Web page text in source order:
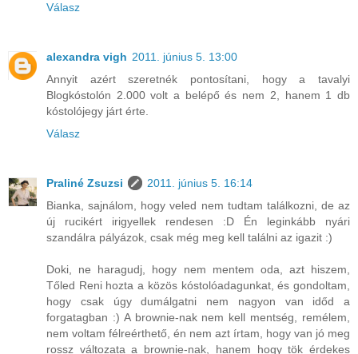
Válasz
alexandra vigh 2011. június 5. 13:00
Annyit azért szeretnék pontosítani, hogy a tavalyi
Blogkóstolón 2.000 volt a belépő és nem 2, hanem 1 db
kóstolójegy járt érte.
Válasz
Praliné Zsuzsi
2011. június 5. 16:14
Bianka, sajnálom, hogy veled nem tudtam találkozni, de az
új rucikért irigyellek rendesen :D Én leginkább nyári
szandálra pályázok, csak még meg kell találni az igazit :)
Doki, ne haragudj, hogy nem mentem oda, azt hiszem,
Tőled Reni hozta a közös kóstolóadagunkat, és gondoltam,
hogy csak úgy dumálgatni nem nagyon van időd a
forgatagban :) A brownie-nak nem kell mentség, remélem,
nem voltam félreérthető, én nem azt írtam, hogy van jó meg
rossz változata a brownie-nak, hanem hogy tök érdekes